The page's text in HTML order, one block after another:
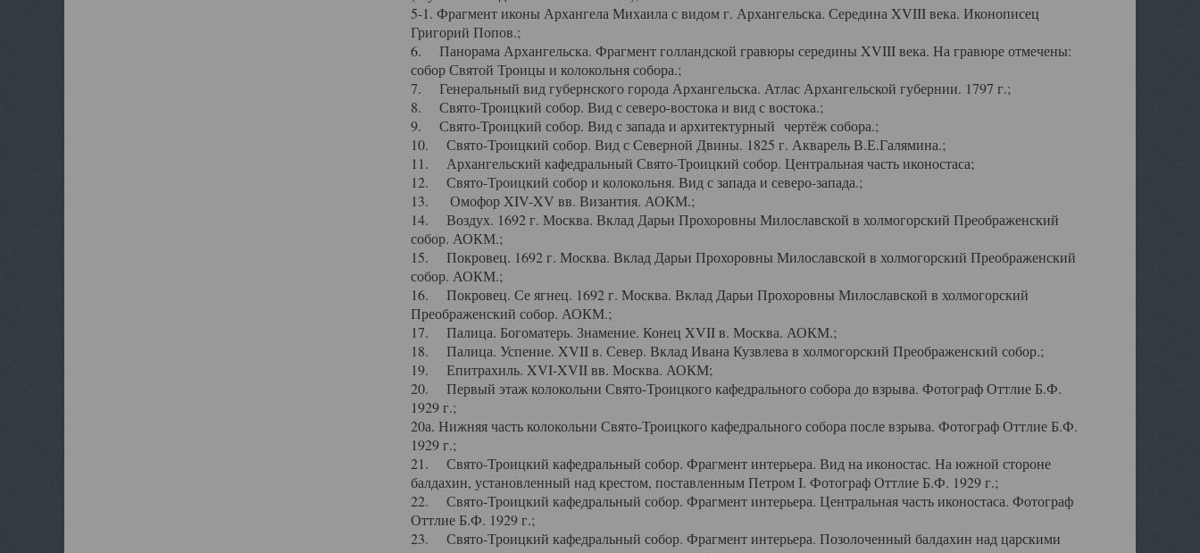
5-1. Фрагмент иконы Архангела Михаила с видом г. Архангельска. Середина XVIII века. Иконописец
Григорий Попов.;
6. Панорама Архангельска. Фрагмент голландской гравюры середины XVIII века. На гравюре отмечены:
собор Святой Троицы и колокольня собора.;
7. Генеральный вид губернского города Архангельска. Атлас Архангельской губернии. 1797 г.;
8. Свято-Троицкий собор. Вид с северо-востока и вид с востока.;
9. Свято-Троицкий собор. Вид с запада и архитектурный чертёж собора.;
10. Свято-Троицкий собор. Вид с Северной Двины. 1825 г. Акварель В.Е.Галямина.;
11. Архангельский кафедральный Свято-Троицкий собор. Центральная часть иконостаса;
12. Свято-Троицкий собор и колокольня. Вид с запада и северо-запада.;
13. Омофор XIV-XV вв. Византия. АОКМ.;
14. Воздух. 1692 г. Москва. Вклад Дарьи Прохоровны Милославской в холмогорский Преображенский
собор. АОКМ.;
15. Покровец. 1692 г. Москва. Вклад Дарьи Прохоровны Милославской в холмогорский Преображенский
собор. АОКМ.;
16. Покровец. Се ягнец. 1692 г. Москва. Вклад Дарьи Прохоровны Милославской в холмогорский
Преображенский собор. АОКМ.;
17. Палица. Богоматерь. Знамение. Конец XVII в. Москва. АОКМ.;
18. Палица. Успение. XVII в. Север. Вклад Ивана Кузвлева в холмогорский Преображенский собор.;
19. Епитрахиль. XVI-XVII вв. Москва. АОКМ;
20. Первый этаж колокольни Свято-Троицкого кафедрального собора до взрыва. Фотограф Оттлие Б.Ф.
1929 г.;
20а. Нижняя часть колокольни Свято-Троицкого кафедрального собора после взрыва. Фотограф Оттлие Б.Ф.
1929 г.;
21. Свято-Троицкий кафедральный собор. Фрагмент интерьера. Вид на иконостас. На южной стороне
балдахин, установленный над крестом, поставленным Петром I. Фотограф Оттлие Б.Ф. 1929 г.;
22. Свято-Троицкий кафедральный собор. Фрагмент интерьера. Центральная часть иконостаса. Фотограф
Оттлие Б.Ф. 1929 г.;
23. Свято-Троицкий кафедральный собор. Фрагмент интерьера. Позолоченный балдахин над царскими